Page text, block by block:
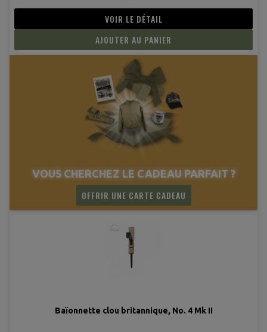
VOIR LE DÉTAIL
AJOUTER AU PANIER
VOUS CHERCHEZ LE CADEAU PARFAIT ?
OFFRIR UNE CARTE CADEAU
Baïonnette clou britannique, No. 4 Mk II